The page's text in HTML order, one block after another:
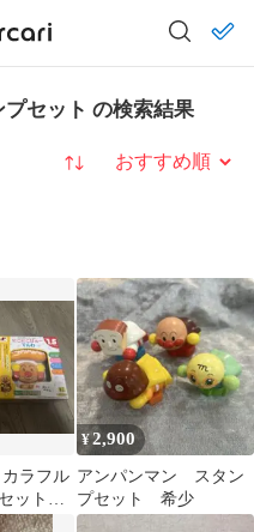
セット の検索結果
並び替え
ラフル
ット＆
でんわ
¥2,900
アンパンマン スタン
プセット 希少